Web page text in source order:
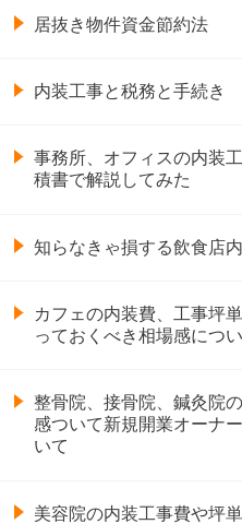
居抜き物件資金節約法
内装工事と税務と手続き
事務所、オフィスの内装
積書で解説してみた
知らなきゃ損する飲食店
カフェの内装費、工事坪
っておくべき相場感につ
整骨院、接骨院、鍼灸院
感ついて新規開業オーナ
いて
美容院の内装工事費や坪